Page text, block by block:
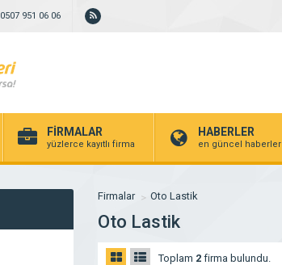
0507 951 06 06
FİRMALAR
yüzlerce kayıtlı firma
HABERLER
en güncel haberler
Firmalar Oto Lastik
Oto Lastik
Toplam 2 firma bulundu.